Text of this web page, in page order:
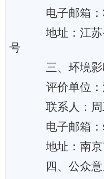
电子邮箱：
地址：江苏
号
三、环境影
评价单位：
联系人：周
电子邮箱：
地址：南京
四、公众意